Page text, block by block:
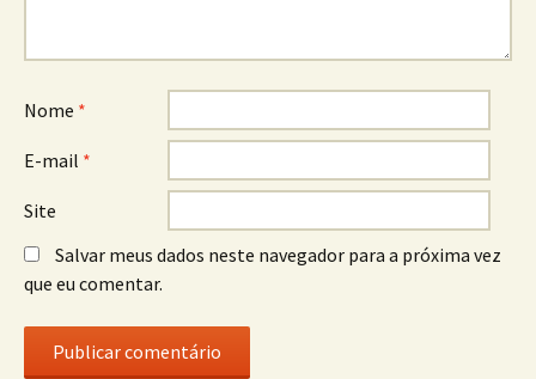
Nome *
E-mail *
Site
Salvar meus dados neste navegador para a próxima vez
que eu comentar.